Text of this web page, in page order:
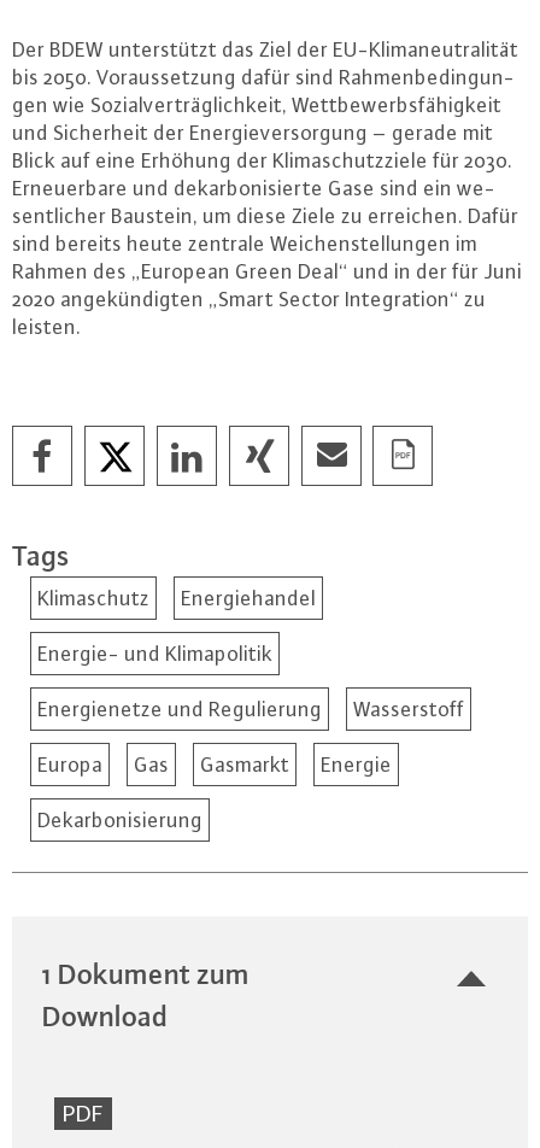
Der BDEW un­ter­stützt das Ziel der EU-Kli­ma­neu­tra­li­tät
bis 2050. Vor­aus­set­zung dafür sind Rah­men­be­din­gun­
gen wie So­zi­al­ver­träg­lich­keit, Wett­be­werbs­fä­hig­keit
und Si­cher­heit der En­er­gie­ver­sor­gung – gerade mit
Blick auf eine Erhöhung der Kli­ma­schutz­zie­le für 2030.
Er­neu­er­ba­re und dekar­bo­ni­sier­te Gase sind ein we­
sent­li­cher Baustein, um diese Ziele zu erreichen. Dafür
sind bereits heute zentrale Wei­chen­stel­lun­gen im
Rahmen des „European Green Deal“ und in der für Juni
2020 an­ge­kün­dig­ten „Smart Sector In­te­gra­ti­on“ zu
leisten.
Tags
Klimaschutz Energiehandel
Energie- und Klimapolitik
Energienetze und Regulierung Wasserstoff
Europa Gas Gasmarkt Energie
Dekarbonisierung
1 Dokument zum
Download
PDF